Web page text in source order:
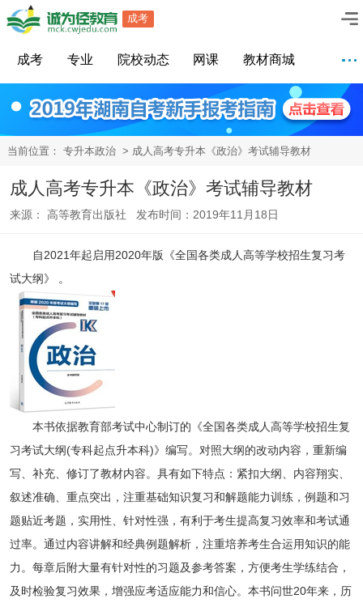
成考
成考 专业 院校动态 网课 教材商城
当前位置： 专升本政治> 成人高考专升本《政治》考试辅导教材
成人高考专升本《政治》考试辅导教材
来源： 高等教育出版社 发布时间：2019年11月18日
自2021年起启用2020年版《全国各类成人高等学校招生复习考
试大纲》 。
本书依据教育部考试中心制订的《全国各类成人高等学校招生复
习考试大纲(专科起点升本科)》编写。对照大纲的改动内容，重新编
写、补充、修订了教材内容。具有如下特点：紧扣大纲、内容翔实、
叙述准确、重点突出，注重基础知识复习和解题能力训练，例题和习
题贴近考题，实用性、针对性强，有利于考生提高复习效率和考试通
过率。通过内容讲解和经典例题解析，注重培养考生合运用知识的能
力。每章后附大量有针对性的习题及参考答案，方便考生学练结合，
及时检验复习效果，增强应考适应能力和信心。本书问世20年来，历